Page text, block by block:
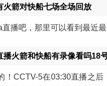
火箭对快船七场全场回放
直播吧，那里可以看到最近最
播火箭和快船有录像看吗18
！CCTV-5在03:30直播之